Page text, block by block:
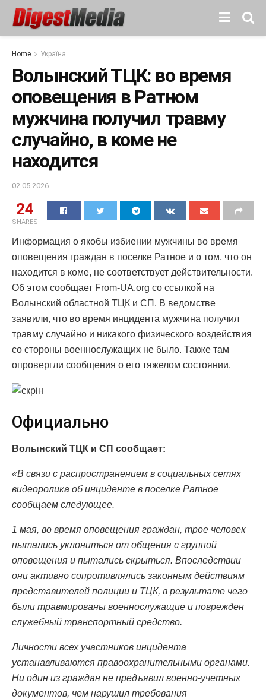
Home Україна
Волынский ТЦК: во время
оповещения в Ратном
мужчина получил травму
случайно, в коме не
находится
02.05.2026
24
SHARES
Информация о якобы избиении мужчины во время
оповещения граждан в поселке Ратное и о том, что он
находится в коме, не соответствует действительности.
Об этом сообщает From-UA.org со ссылкой на
Волынский областной ТЦК и СП. В ведомстве
заявили, что во время инцидента мужчина получил
травму случайно и никакого физического воздействия
со стороны военнослужащих не было. Также там
опровергли сообщения о его тяжелом состоянии.
Официально
Волынский ТЦК и СП сообщает:
«В связи с распространением в социальных сетях
видеоролика об инциденте в поселке Ратное
сообщаем следующее.
1 мая, во время оповещения граждан, трое человек
пытались уклониться от общения с группой
оповещения и пытались скрыться. Впоследствии
они активно сопротивлялись законным действиям
представителей полиции и ТЦК, в результате чего
были травмированы военнослужащие и поврежден
служебный транспортный средство.
Личности всех участников инцидента
устанавливаются правоохранительными органами.
Ни один из граждан не предъявил военно-учетных
документов, чем нарушил требования